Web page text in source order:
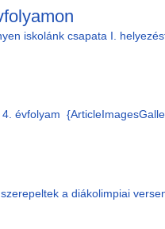
iskolánk csapata I.
évfolyam
a diákolimpiai